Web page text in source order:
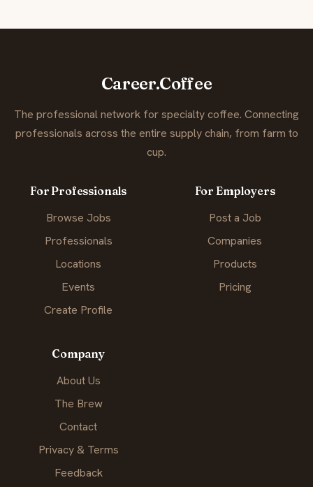
Career.Coffee
The professional network for specialty coffee. Connecting
professionals across the entire supply chain, from farm to
cup.
For Professionals
Browse Jobs
Professionals
Locations
Events
Create Profile
For Employers
Post a Job
Companies
Products
Pricing
Company
About Us
The Brew
Contact
Privacy & Terms
Feedback